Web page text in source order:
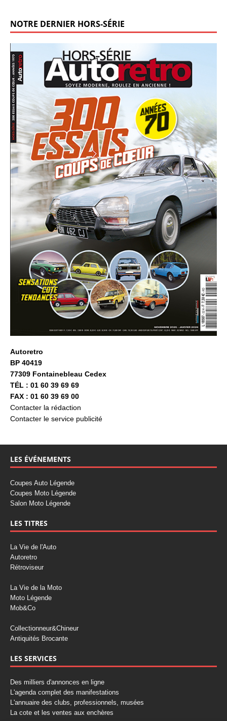
NOTRE DERNIER HORS-SÉRIE
Autoretro
BP 40419
77309 Fontainebleau Cedex
TÉL : 01 60 39 69 69
FAX : 01 60 39 69 00
Contacter la rédaction
Contacter le service publicité
LES ÉVÉNEMENTS
Coupes Auto Légende
Coupes Moto Légende
Salon Moto Légende
LES TITRES
La Vie de l'Auto
Autoretro
Rétroviseur
La Vie de la Moto
Moto Légende
Mob&Co
Collectionneur&Chineur
Antiquités Brocante
LES SERVICES
Des milliers d'annonces en ligne
L'agenda complet des manifestations
L'annuaire des clubs, professionnels, musées
La cote et les ventes aux enchères